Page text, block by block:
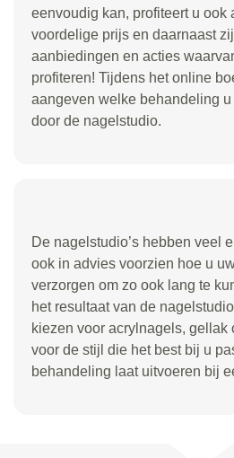
eenvoudig kan, profiteert u ook
voordelige prijs en daarnaast
aanbiedingen en acties
profiteren! Tijdens het online
aangeven welke behandeling
door de nagelstudio.
De nagelstudio’s hebben veel
ook in advies voorzien hoe u
verzorgen om zo ook lang te
het resultaat van de
kiezen voor acrylnagels, gellak
voor de stijl die het best bij u
behandeling laat uitvoeren bij